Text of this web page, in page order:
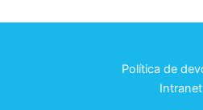
Política de
Intranet